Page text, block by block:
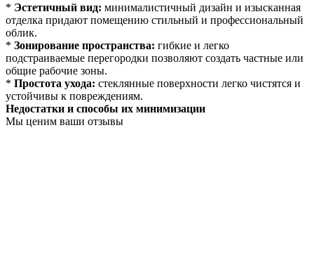
* Эстетичный вид: минималистичный дизайн и изысканная
отделка придают помещению стильный и профессиональный
облик.
* Зонирование пространства: гибкие и легко
подстраиваемые перегородки позволяют создать частные или
общие рабочие зоны.
* Простота ухода: стеклянные поверхности легко чистятся и
устойчивы к повреждениям.
Недостатки и способы их минимизации
Мы ценим ваши отзывы